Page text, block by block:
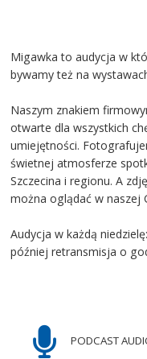
Migawka to audycja w
bywamy też na
Naszym znakiem
otwarte dla wszystkich
umiejętności.
świetnej atmosferze
Szczecina i regionu. A
można oglądać w naszej
Audycja w każdą
później retransmisja o
PODCAST